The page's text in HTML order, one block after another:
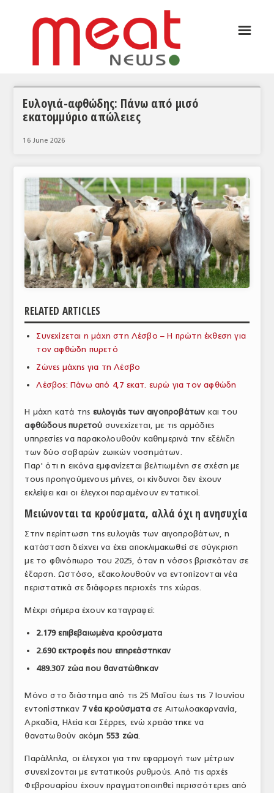
ΣΥΝΕΝΤΕΥΞΕΙΣ
ΘΕΜΑΤΑ
ΚΟΣΜΟΣ
ΕΙΔΗΣΕΙΣ
ΕΥΡΩΠΑΪΚΕΣ ΑΠΟΦΑΣΕΙΣ
ΘΕΜΑΤΑ
ΕΜΠΟΡΙΚΟΣ ΚΑΤΑΛΟΓΟΣ
ΠΑΡΑΓΩΓΗ & ΕΜΠΟΡΙΑ
ΣΦΑΓΕΙΑ
ΠΡΩΤΕΣ ΥΛΕΣ
ΕΞΟΠΛΙΣΜΟΣ
ΥΠΗΡΕΣΙΕΣ
ΕΜΠΟΡΙΚΟΙ ΑΝΤΙΠΡΟΣΩΠΟΙ
ΝΟΜΟΘΕΣΙΑ
ΕΛΛΗΝΙΚΗ ΝΟΜΟΘΕΣΙΑ
ΕΥΡΩΠΑΪΚΗ ΝΟΜΟΘΕΣΙΑ
ΤΟ ΠΕΡΙΟΔΙΚΟ
Profile
ΑΡΧΕΙΟ ΤΕΥΧΩΝ
ΣΥΝΕΔΡΙΟ ΚΡΕΑΤΟΣ
☰
Ευλογιά-αφθώδης: Πάνω από μισό
εκατομμύριο απώλειες
16 June 2026
RELATED ARTICLES
Συνεχίζεται η μάχη στη Λέσβο – Η πρώτη έκθεση για
τον αφθώδη πυρετό
Ζώνες μάχης για τη Λέσβο
Λέσβος: Πάνω από 4,7 εκατ. ευρώ για τον αφθώδη
Η μάχη κατά της ευλογιάς των αιγοπροβάτων και του
αφθώδους πυρετού συνεχίζεται, με τις αρμόδιες
υπηρεσίες να παρακολουθούν καθημερινά την εξέλιξη
των δύο σοβαρών ζωικών νοσημάτων.
Παρ' ότι η εικόνα εμφανίζεται βελτιωμένη σε σχέση με
τους προηγούμενους μήνες, οι κίνδυνοι δεν έχουν
εκλείψει και οι έλεγχοι παραμένουν εντατικοί.
Μειώνονται τα κρούσματα, αλλά όχι η ανησυχία
Στην περίπτωση της ευλογιάς των αιγοπροβάτων, η
κατάσταση δείχνει να έχει αποκλιμακωθεί σε σύγκριση
με το φθινόπωρο του 2025, όταν η νόσος βρισκόταν σε
έξαρση. Ωστόσο, εξακολουθούν να εντοπίζονται νέα
περιστατικά σε διάφορες περιοχές της χώρας.
Μέχρι σήμερα έχουν καταγραφεί:
2.179 επιβεβαιωμένα κρούσματα
2.690 εκτροφές που επηρεάστηκαν
489.307 ζώα που θανατώθηκαν
Μόνο στο διάστημα από τις 25 Μαΐου έως τις 7 Ιουνίου
εντοπίστηκαν 7 νέα κρούσματασε Αιτωλοακαρνανία,
Αρκαδία, Ηλεία και Σέρρες, ενώ χρειάστηκε να
θανατωθούν ακόμη 553 ζώα.
Παράλληλα, οι έλεγχοι για την εφαρμογή των μέτρων
συνεχίζονται με εντατικούς ρυθμούς. Από τις αρχές
Φεβρουαρίου έχουν πραγματοποιηθεί περισσότερες από